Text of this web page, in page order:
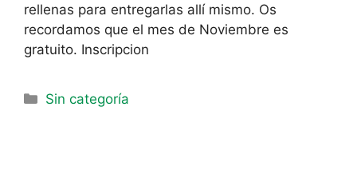
rellenas para entregarlas allí mismo. Os
recordamos que el mes de Noviembre es
gratuito. Inscripcion
Sin categoría